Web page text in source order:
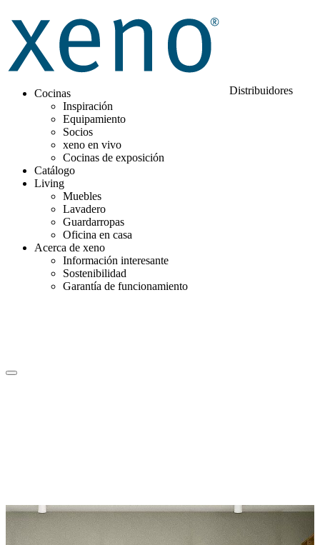
Cocinas
Inspiración
Equipamiento
Socios
xeno en vivo
Cocinas de exposición
Catálogo
Living
Muebles
Lavadero
Guardarropas
Oficina en casa
Acerca de xeno
Información interesante
Sostenibilidad
Garantía de funcionamiento
Distribuidores